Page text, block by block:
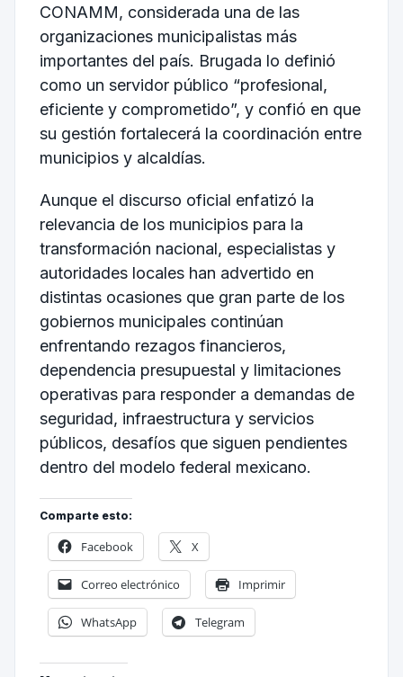
CONAMM, considerada una de las
organizaciones municipalistas más
importantes del país. Brugada lo definió
como un servidor público “profesional,
eficiente y comprometido”, y confió en que
su gestión fortalecerá la coordinación entre
municipios y alcaldías.
Aunque el discurso oficial enfatizó la
relevancia de los municipios para la
transformación nacional, especialistas y
autoridades locales han advertido en
distintas ocasiones que gran parte de los
gobiernos municipales continúan
enfrentando rezagos financieros,
dependencia presupuestal y limitaciones
operativas para responder a demandas de
seguridad, infraestructura y servicios
públicos, desafíos que siguen pendientes
dentro del modelo federal mexicano.
Comparte esto:
Facebook X
Correo electrónico Imprimir
WhatsApp Telegram